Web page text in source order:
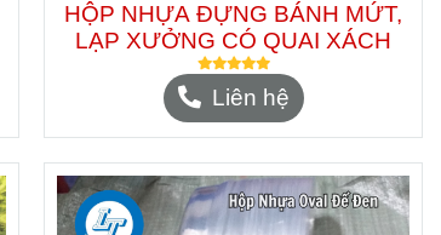
HỘP NHỰA ĐỰNG BÁNH MỨT,
LẠP XƯỞNG CÓ QUAI XÁCH
Liên hệ